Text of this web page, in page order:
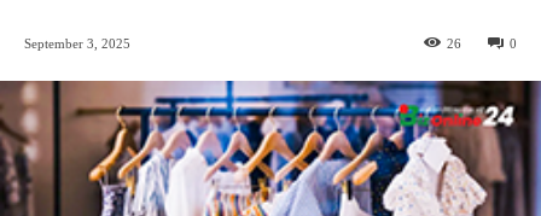
September 3, 2025 0
26